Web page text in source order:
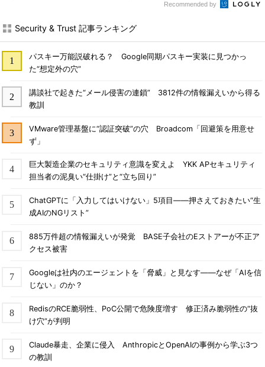
Recommended by
Security & Trust 記事ランキング
パスキー万能説破れる？ Google同期パスキー実装に見つかっ
た“想定外の穴”
講談社で起きた“メール侵害の連鎖” 3812件の情報漏えいから得る
教訓
VMware管理基盤に“認証突破”の穴 Broadcom「回避策を用意せ
ず」
巨大製造企業のセキュリティ意識を変えよ YKK APセキュリティ
担当者の泥臭い“仕掛け”と“立ち回り”
ChatGPTに「入力してはいけない」5項目――押さえておきたい“生
成AIのNGリスト”
885万件超の情報漏えいが発覚 BASE子会社のEストアーが不正ア
クセス被害
Googleは社内のエージェントを「脅威」と見なす――なぜ「AIを信
じない」のか？
RedisのRCE脆弱性、PoC公開で危険度増す 修正済み脆弱性の“抜
け穴”が判明
Claude暴走、企業に侵入 AnthropicとOpenAIの事例から学ぶ3つ
の教訓